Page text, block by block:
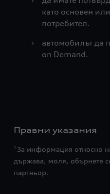
като основен
потребител.
›
автомобилът да
on Demand.
Правни указания
1 За информация относно
държава, моля, обърнете